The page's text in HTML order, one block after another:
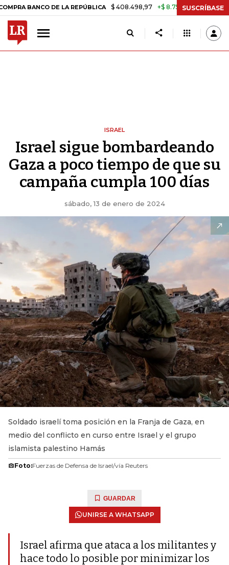
DE LA REPÚBLICA $ 408.498,97 +$ 8.753,81 +2,19% TASA DE
SUSCRÍBASE
ISRAEL
Israel sigue bombardeando
Gaza a poco tiempo de que su
campaña cumpla 100 días
sábado, 13 de enero de 2024
Soldado israelí toma posición en la Franja de Gaza, en
medio del conflicto en curso entre Israel y el grupo
islamista palestino Hamás
Foto:Fuerzas de Defensa de Israel/vía Reuters
GUARDAR
UNIRSE A WHATSAPP
Israel afirma que ataca a los militantes y
hace todo lo posible por minimizar los